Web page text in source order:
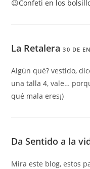
😉Confeti en los
La Retalera 30 DE
Algún qué? vestido,
una talla 4, vale…
qué mala eres¡)
Da Sentido a la
Mira este blog, estos